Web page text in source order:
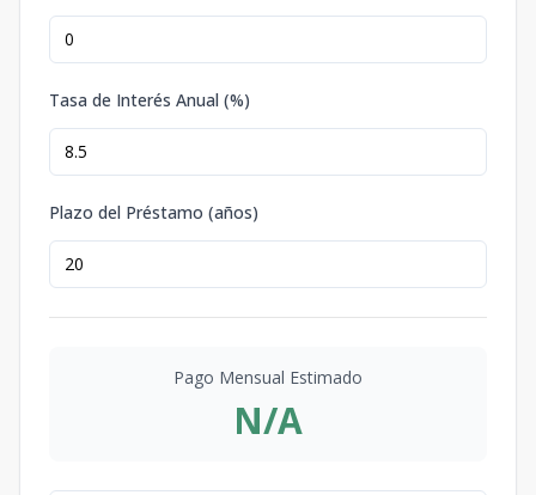
Tasa de Interés Anual (%)
Plazo del Préstamo (años)
Pago Mensual Estimado
N/A